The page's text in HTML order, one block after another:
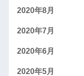
2020年8月
2020年7月
2020年6月
2020年5月